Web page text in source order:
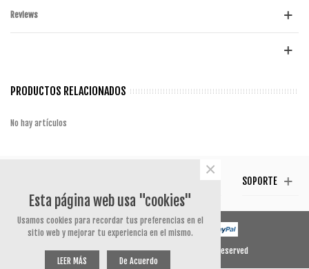
Reviews
PRODUCTOS RELACIONADOS
No hay artículos
SOPORTE
© 2020 Powered by Presta Shop™. All Rights Reserved
Esta página web usa "cookies"
Usamos cookies para recordar tus preferencias en el
sitio web y mejorar tu experiencia en el mismo.
LEER MÁS De Acuerdo
×